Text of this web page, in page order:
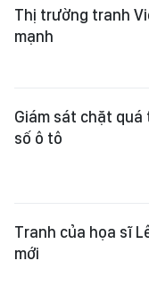
Thị trường tranh
mạnh
Giám sát chặt
số ô tô
Tranh của họa sĩ
mới